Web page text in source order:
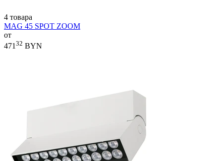
4 товара
MAG 45 SPOT ZOOM
от
47132 BYN